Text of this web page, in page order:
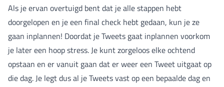
Als je ervan overtuigd bent dat je alle stappen hebt
doorgelopen en je een final check hebt gedaan, kun je ze
gaan inplannen! Doordat je Tweets gaat inplannen voorkom
je later een hoop stress. Je kunt zorgeloos elke ochtend
opstaan en er vanuit gaan dat er weer een Tweet uitgaat op
die dag. Je legt dus al je Tweets vast op een bepaalde dag en